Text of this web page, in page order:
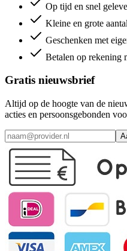
Op tijd en snel
Kleine en grote
Geschenken met
Betalen op rekening
Gratis nieuwsbrief
Altijd op de hoogte van de
acties en persoonsgebonden